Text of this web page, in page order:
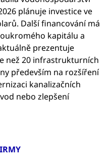
plánuje investice ve
Další financování má
kapitálu a
prezentuje
než 20 infrastrukturních
především na rozšíření
kanalizačních
nebo zlepšení